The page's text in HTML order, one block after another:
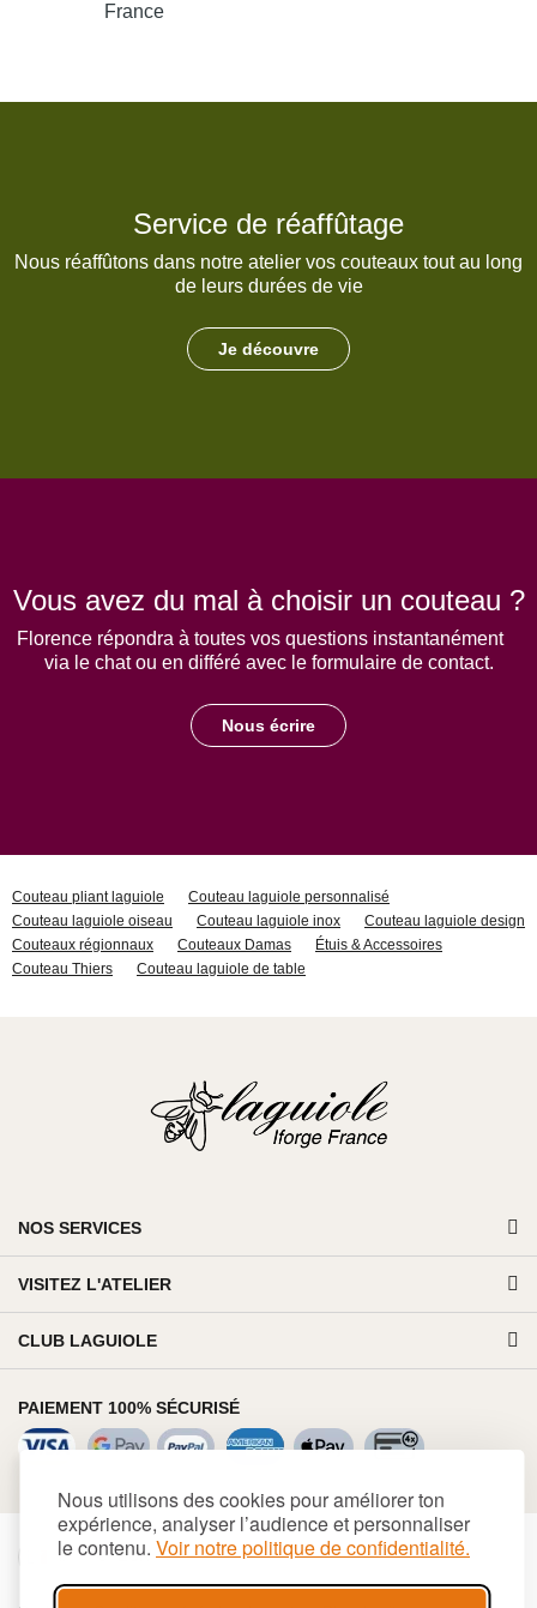
Nous utilisons des cookies pour améliorer ton
expérience, analyser l’audience et personnaliser
le contenu. Voir notre politique de confidentialité.
France
Service de réaffûtage
Nous réaffûtons dans notre atelier vos couteaux tout au long
de leurs durées de vie
Je découvre
Vous avez du mal à choisir un couteau ?
Florence répondra à toutes vos questions instantanément
via le chat ou en différé avec le formulaire de contact.
Nous écrire
Couteau pliant laguiole
Couteau laguiole personnalisé
Couteau laguiole oiseau
Couteau laguiole inox
Couteau laguiole design
Couteaux régionnaux
Couteaux Damas
Étuis & Accessoires
Couteau Thiers
Couteau laguiole de table
NOS SERVICES
VISITEZ L'ATELIER
CLUB LAGUIOLE
PAIEMENT 100% SÉCURISÉ
€ EUR